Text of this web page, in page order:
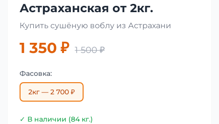
Астраханская от 2кг.
Купить сушёную воблу из Астрахани
1 350 ₽ 1 500 ₽
Фасовка:
2кг — 2 700 ₽
✓ В наличии (84 кг.)